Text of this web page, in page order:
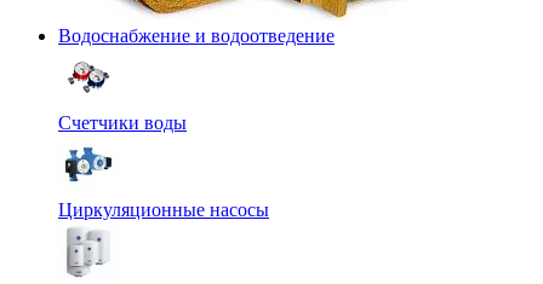
Водоснабжение и водоотведение
Счетчики воды
Циркуляционные насосы